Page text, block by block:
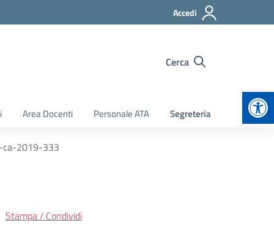
Accedi
Cerca
Area Docenti Personale ATA Segreteria
ca-2019-333
Stampa / Condividi